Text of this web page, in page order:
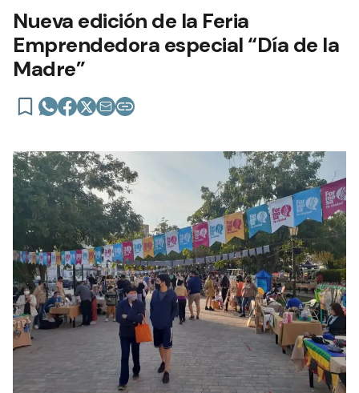
Nueva edición de la Feria
Emprendedora especial “Día de la
Madre”